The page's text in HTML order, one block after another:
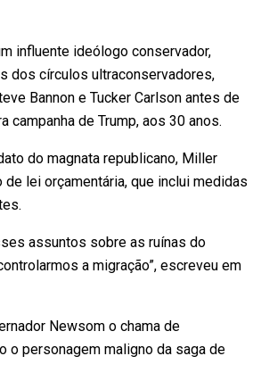
influente ideólogo conservador,
dos círculos ultraconservadores,
Bannon e Tucker Carlson antes de
campanha de Trump, aos 30 anos.
do magnata republicano, Miller
lei orçamentária, que inclui medidas
assuntos sobre as ruínas do
a migração”, escreveu em
Newsom o chama de
o personagem maligno da saga de